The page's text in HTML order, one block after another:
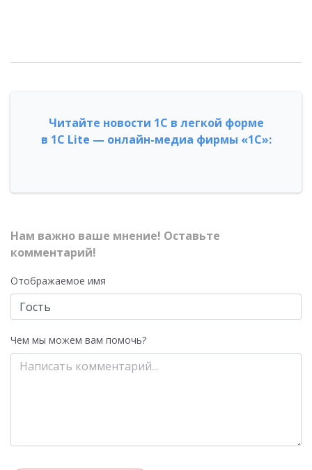
Читайте новости 1С в легкой форме
в 1С Lite — онлайн-медиа фирмы «1С»:
Нам важно ваше мнение! Оставьте
комментарий!
Отображаемое имя
Чем мы можем вам помочь?